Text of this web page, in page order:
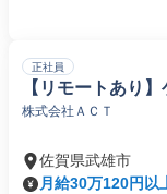
正社員
【リモートあり
株式会社ＡＣＴ
佐賀県武雄市
月給30万120円以